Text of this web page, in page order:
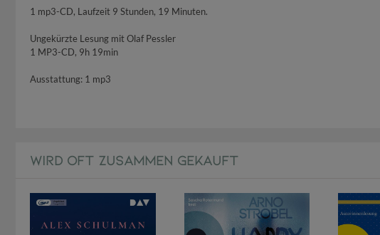
1 mp3-CD, Laufzeit 9 Stunden, 19 Minuten.
Ungekürzte Lesung mit Olaf Pessler
1 MP3-CD, 9h 19min
Ausstattung: 1 mp3
WIRD OFT ZUSAMMEN GEKAUFT